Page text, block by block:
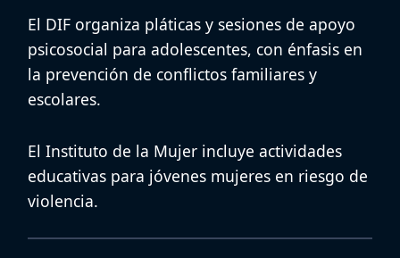
El DIF organiza pláticas y sesiones de apoyo
psicosocial para adolescentes, con énfasis en
la prevención de conflictos familiares y
escolares.
El Instituto de la Mujer incluye actividades
educativas para jóvenes mujeres en riesgo de
violencia.